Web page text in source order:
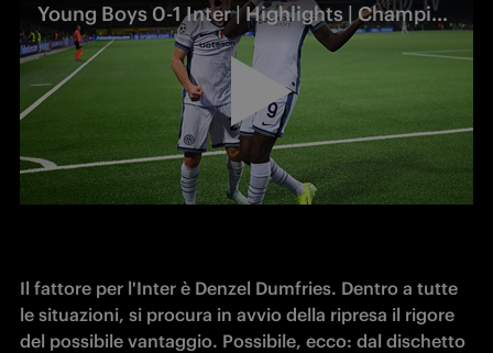
Young Boys 0-1 Inter | Highlights | Champions League 24-25
Il fattore per l'Inter è Denzel Dumfries. Dentro a tutte
le situazioni, si procura in avvio della ripresa il rigore
del possibile vantaggio. Possibile, ecco: dal dischetto